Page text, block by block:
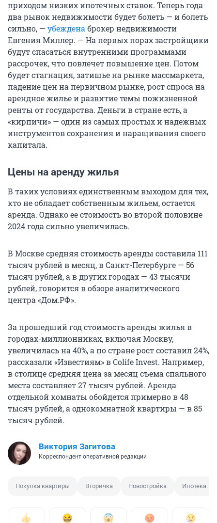
приходом низких ипотечных ставок. Теперь года
два рынок недвижимости будет болеть — и болеть
сильно, — убежденаброкер недвижимости
Евгения Миллер. — На первых порах застройщики
будут спасаться внутренними программами
рассрочек, что повлечет повышение цен. Потом
будет стагнация, затишье на рынке массмаркета,
падение цен на первичном рынке, рост спроса на
арендное жилье и развитие темы пожизненной
ренты от государства. Деньги в стране есть, а
«кирпичи» — один из самых простых и надежных
инструментов сохранения и наращивания своего
капитала.
Цены на аренду жилья
В таких условиях единственным выходом для тех,
кто не обладает собственным жильем, остается
аренда. Однако ее стоимость во второй половине
2024 года сильно увеличилась.
В Москве средняя стоимость аренды составила 111
тысяч рублей в месяц, в Санкт-Петербурге — 56
тысяч рублей, а в других городах — 43 тысячи
рублей, говорится в обзоре аналитического
центра «Дом.РФ».
За прошедший год стоимость аренды жилья в
городах-миллионниках, включая Москву,
увеличилась на 40%, а по стране рост составил 24%,
рассказали «Известиям» в Colife Invest. Например,
в столице средняя цена за месяц съема спального
места составляет 27 тысяч рублей. Аренда
отдельной комнаты обойдется примерно в 48
тысяч рублей, а однокомнатной квартиры — в 85
тысяч рублей.
Виктория Загитова
Корреспондент оперативной редакции
Покупка квартиры Вторичка Новостройка Ипотека